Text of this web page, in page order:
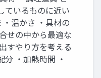
ているものに近い
温かさ ・具材の
せの中から最適な
すやり方を考える
分 ・加熱時間 ・